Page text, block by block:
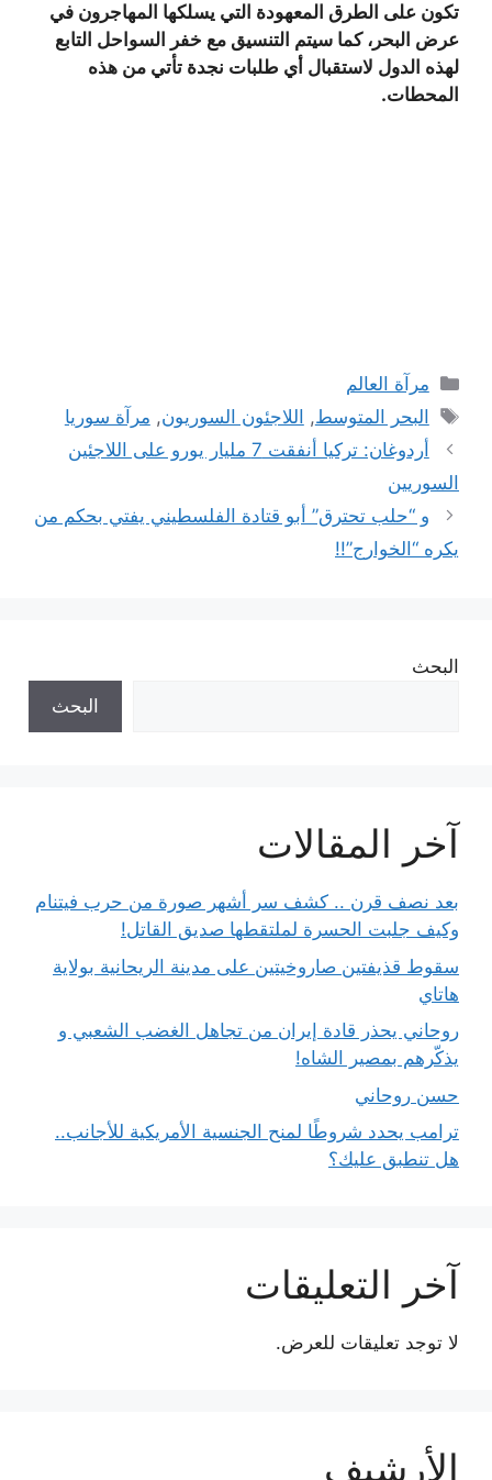
تكون على الطرق المعهودة التي يسلكها المهاجرون في
عرض البحر، كما سيتم التنسيق مع خفر السواحل التابع
لهذه الدول لاستقبال أي طلبات نجدة تأتي من هذه
المحطات.
التصنيفات
مرآة العالم
الوسوم
البحر المتوسط, اللاجئون السوريون, مرآة سوريا
أردوغان: تركيا أنفقت 7 مليار يورو على اللاجئين
السوريين
و “حلب تحترق” أبو قتادة الفلسطيني يفتي بحكم من
يكره “الخوارج”!!
البحث
البحث
آخر المقالات
بعد نصف قرن .. كشف سر أشهر صورة من حرب فيتنام
وكيف جلبت الحسرة لملتقطها صديق القاتل!
سقوط قذيفتين صاروخيتين على مدينة الريحانية بولاية
هاتاي
روحاني يحذر قادة إيران من تجاهل الغضب الشعبي و
يذكّرهم بمصير الشاه!
حسن روحاني
ترامب يحدد شروطًا لمنح الجنسية الأمريكية للأجانب..
هل تنطبق عليك؟
آخر التعليقات
لا توجد تعليقات للعرض.
الأرشيف